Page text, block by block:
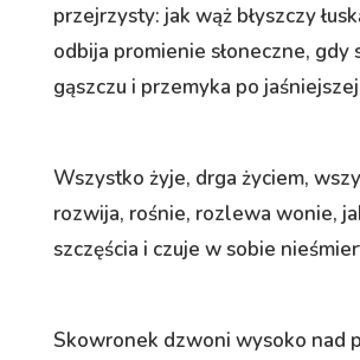
przejrzysty: jak wąż błyszczy
odbija promienie słoneczne, gdy
gąszczu i przemyka po
Wszystko żyje, drga życiem,
rozwija, rośnie, rozlewa wonie,
szczęścia i czuje w sobie
Skowronek dzwoni wysoko nad